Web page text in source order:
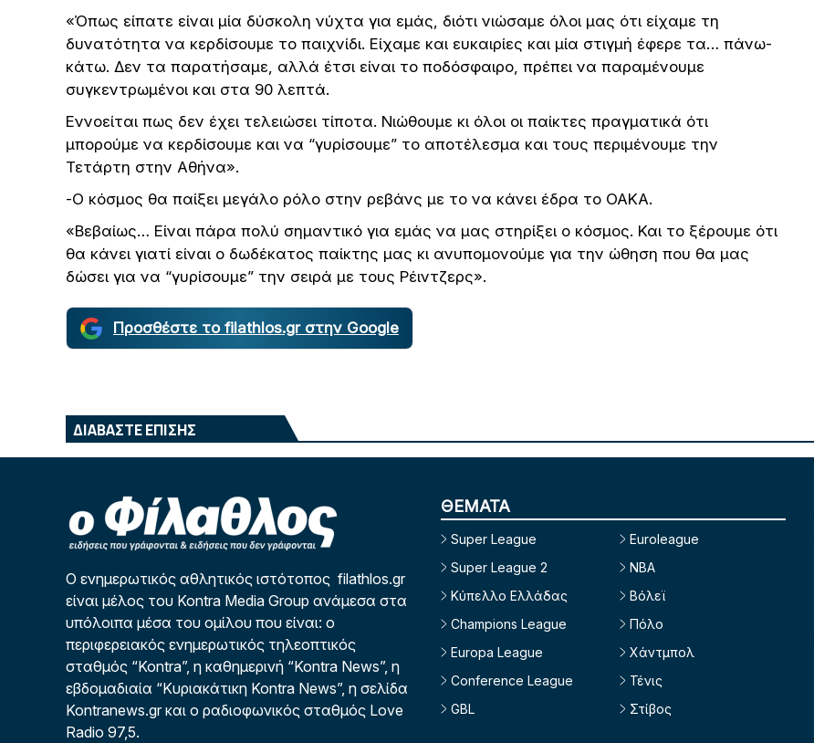
«Όπως είπατε είναι μία δύσκολη νύχτα για εμάς, διότι νιώσαμε όλοι μας ότι είχαμε τη
δυνατότητα να κερδίσουμε το παιχνίδι. Είχαμε και ευκαιρίες και μία στιγμή έφερε τα… πάνω-
κάτω. Δεν τα παρατήσαμε, αλλά έτσι είναι το ποδόσφαιρο, πρέπει να παραμένουμε
συγκεντρωμένοι και στα 90 λεπτά.
Εννοείται πως δεν έχει τελειώσει τίποτα. Νιώθουμε κι όλοι οι παίκτες πραγματικά ότι
μπορούμε να κερδίσουμε και να “γυρίσουμε” το αποτέλεσμα και τους περιμένουμε την
Τετάρτη στην Αθήνα».
-Ο κόσμος θα παίξει μεγάλο ρόλο στην ρεβάνς με το να κάνει έδρα το ΟΑΚΑ.
«Βεβαίως… Είναι πάρα πολύ σημαντικό για εμάς να μας στηρίξει ο κόσμος. Και το ξέρουμε ότι
θα κάνει γιατί είναι ο δωδέκατος παίκτης μας κι ανυπομονούμε για την ώθηση που θα μας
δώσει για να “γυρίσουμε” την σειρά με τους Ρέιντζερς».
Προσθέστε το filathlos.gr στην Google
ΔΙΑΒΑΣΤΕ ΕΠΙΣΗΣ
Ο ενημερωτικός αθλητικός ιστότοπος filathlos.gr
είναι μέλος του Kontra Media Group ανάμεσα στα
υπόλοιπα μέσα του ομίλου που είναι: ο
περιφερειακός ενημερωτικός τηλεοπτικός
σταθμός “Kontra”, η καθημερινή “Kontra News”, η
εβδομαδιαία “Κυριακάτικη Kontra News”, η σελίδα
Kontranews.gr και ο ραδιοφωνικός σταθμός Love
Radio 97,5.
ΘΕΜΑΤΑ
Super League
Super League 2
Κύπελλο Ελλάδας
Champions League
Europa League
Conference League
GBL
Euroleague
NBA
Βόλεϊ
Πόλο
Χάντμπολ
Τένις
Στίβος